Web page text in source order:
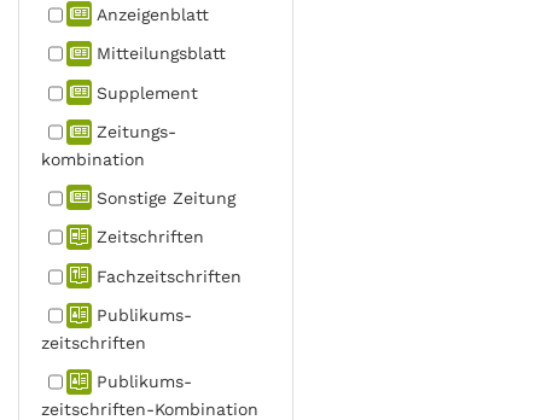
Anzeigen­blatt
Mitteilungs­blatt
Supplement
Zeitungs­
kombination
Sonstige Zeitung
Zeitschriften
Fachzeit­schriften
Publikums­
zeitschriften
Publikums­
zeitschriften-Kombination